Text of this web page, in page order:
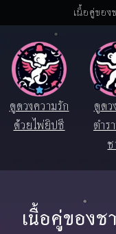
เนื้อคู่ของ
ดูดวงความรัก
ด้วยไพ่ยิปซี
ดูดว
ตำร
เนื้อคู่ของช